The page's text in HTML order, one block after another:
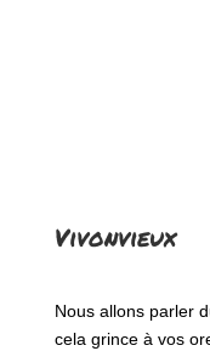
Vivonvieux
Nous allons parler
cela grince à vos